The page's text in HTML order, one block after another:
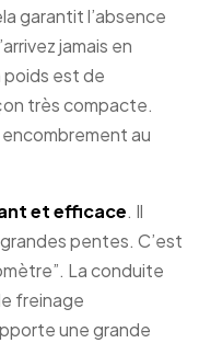
garantit l’absence
jamais en
poids est de
très compacte.
au
et efficace. Il
pentes. C’est
La conduite
freinage
une grande